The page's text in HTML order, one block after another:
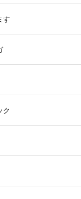
す
ク